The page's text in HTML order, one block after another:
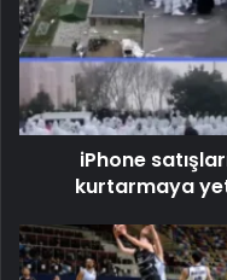
iPhone
kurtarmaya